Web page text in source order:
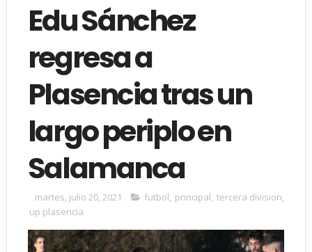
Edu Sánchez
regresa a
Plasencia tras un
largo periplo en
Salamanca
martes, julio 20, 2021 futbol, principal, tercera division,
up plasencia